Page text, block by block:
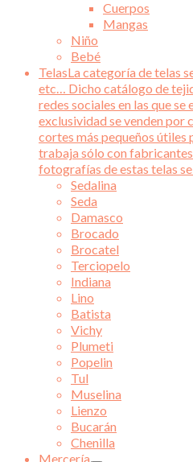
Cuerpos
Mangas
Niño
Bebé
TelasLa categoría de telas
etc… Dicho catálogo de
redes sociales en las que
exclusividad se venden por
cortes más pequeños
trabaja sólo con
fotografías de estas telas
Sedalina
Seda
Damasco
Brocado
Brocatel
Terciopelo
Indiana
Lino
Batista
Vichy
Plumeti
Popelin
Tul
Muselina
Lienzo
Bucarán
Chenilla
Mercería